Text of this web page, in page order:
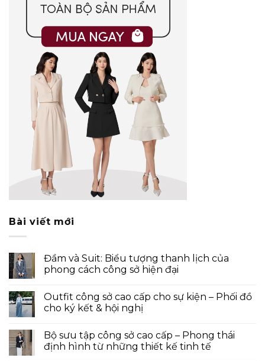
Bài viết mới
Đầm và Suit: Biểu tượng thanh lịch của
phong cách công sở hiện đại
Outfit công sở cao cấp cho sự kiện – Phối đồ
cho ký kết & hội nghị
Bộ sưu tập công sở cao cấp – Phong thái
định hình từ những thiết kế tinh tế